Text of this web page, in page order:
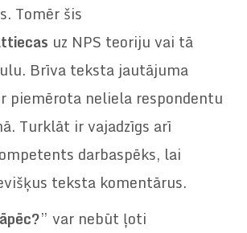
Tomēr šis
uz NPS teoriju vai tā
Brīva teksta jautājuma
piemērota neliela respondentu
Turklāt ir vajadzīgs arī
darbaspēks, lai
teksta komentārus.
” var nebūt ļoti